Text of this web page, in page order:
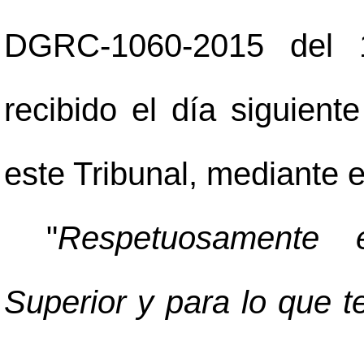
DGRC-1060-2015
recibido el día
este Tribunal, mediante
"
Superior y para lo que